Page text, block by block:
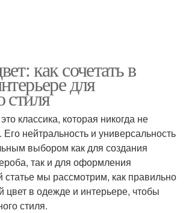
как сочетать в
для
стиля
классика, которая никогда не
нейтральность и универсальность
выбором как для создания
так и для оформления
статье мы рассмотрим, как правильно
цвет в одежде и интерьере, чтобы
стиля.